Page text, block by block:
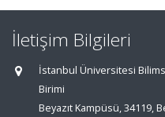
İletişim Bilgileri
İstanbul Üniversitesi
Birimi
Beyazıt Kampüsü, 34119,